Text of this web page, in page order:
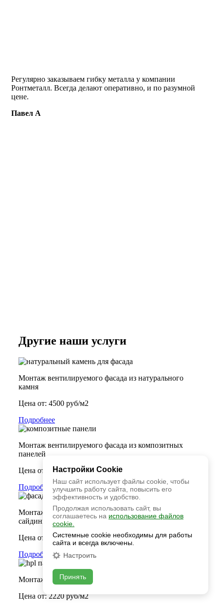
Регулярно заказываем гибку металла у компании
Ронтметалл. Всегда делают оперативно, и по разумной
цене.
Павел А
Другие наши услуги
Монтаж вентилируемого фасада из натурального
камня
Цена от: 4500 руб/м2
Подробнее
Монтаж вентилируемого фасада из композитных
панелей
Цена от: 1250 руб/м2
Подробнее
Монтаж вентилируемого фасада из фиброцементного
сайдинга
Цена от: 1250 руб/м2
Подробнее
Монтаж вентилируемого фасада из HPL панелей
Цена от: 2220 руб/м2
Настройки Cookie
Наш сайт использует файлы cookie, чтобы
улучшить работу сайта, повысить его
эффективность и удобство.
Продолжая использовать сайт, вы
соглашаетесь на использование файлов
cookie.
Системные cookie необходимы для работы
сайта и всегда включены.
Настроить
Принять